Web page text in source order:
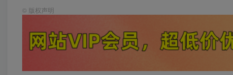
© 版权声明